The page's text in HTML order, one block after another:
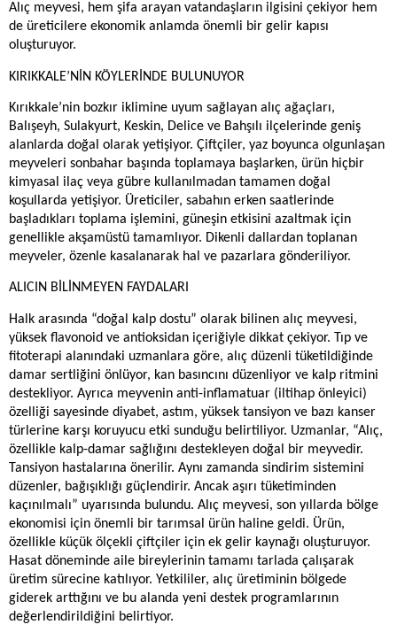
Alıç meyvesi, hem şifa arayan vatandaşların ilgisini çekiyor hem
de üreticilere ekonomik anlamda önemli bir gelir kapısı
oluşturuyor.
KIRIKKALE’NİN KÖYLERİNDE BULUNUYOR
Kırıkkale’nin bozkır iklimine uyum sağlayan alıç ağaçları,
Balışeyh, Sulakyurt, Keskin, Delice ve Bahşılı ilçelerinde geniş
alanlarda doğal olarak yetişiyor. Çiftçiler, yaz boyunca olgunlaşan
meyveleri sonbahar başında toplamaya başlarken, ürün hiçbir
kimyasal ilaç veya gübre kullanılmadan tamamen doğal
koşullarda yetişiyor. Üreticiler, sabahın erken saatlerinde
başladıkları toplama işlemini, güneşin etkisini azaltmak için
genellikle akşamüstü tamamlıyor. Dikenli dallardan toplanan
meyveler, özenle kasalanarak hal ve pazarlara gönderiliyor.
ALICIN BİLİNMEYEN FAYDALARI
Halk arasında “doğal kalp dostu” olarak bilinen alıç meyvesi,
yüksek flavonoid ve antioksidan içeriğiyle dikkat çekiyor. Tıp ve
fitoterapi alanındaki uzmanlara göre, alıç düzenli tüketildiğinde
damar sertliğini önlüyor, kan basıncını düzenliyor ve kalp ritmini
destekliyor. Ayrıca meyvenin anti-inflamatuar (iltihap önleyici)
özelliği sayesinde diyabet, astım, yüksek tansiyon ve bazı kanser
türlerine karşı koruyucu etki sunduğu belirtiliyor. Uzmanlar, “Alıç,
özellikle kalp-damar sağlığını destekleyen doğal bir meyvedir.
Tansiyon hastalarına önerilir. Aynı zamanda sindirim sistemini
düzenler, bağışıklığı güçlendirir. Ancak aşırı tüketiminden
kaçınılmalı” uyarısında bulundu. Alıç meyvesi, son yıllarda bölge
ekonomisi için önemli bir tarımsal ürün haline geldi. Ürün,
özellikle küçük ölçekli çiftçiler için ek gelir kaynağı oluşturuyor.
Hasat döneminde aile bireylerinin tamamı tarlada çalışarak
üretim sürecine katılıyor. Yetkililer, alıç üretiminin bölgede
giderek arttığını ve bu alanda yeni destek programlarının
değerlendirildiğini belirtiyor.